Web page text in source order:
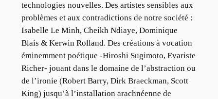
technologies nouvelles. Des artistes sensibles aux
problèmes et aux contradictions de notre société :
Isabelle Le Minh, Cheikh Ndiaye, Dominique
Blais & Kerwin Rolland. Des créations à vocation
éminemment poétique -Hiroshi Sugimoto, Evariste
Richer- jouant dans le domaine de l’abstraction ou
de l’ironie (Robert Barry, Dirk Braeckman, Scott
King) jusqu’à l’installation arachnéenne de